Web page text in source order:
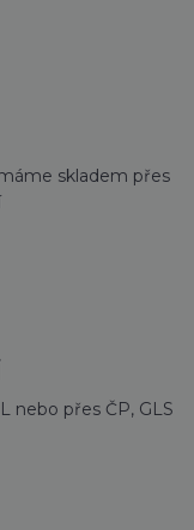
skladem přes
nebo přes ČP, GLS